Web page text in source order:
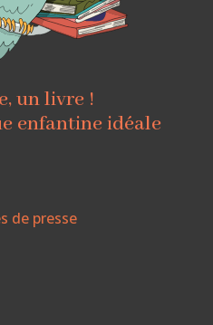
un livre !
enfantine idéale
de presse